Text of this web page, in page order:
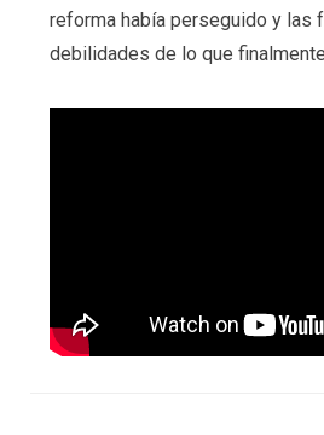
reforma había perseguido y las
debilidades de lo que